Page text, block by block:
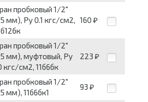
пробковый 1/2"
мм), Py 0.1 кгс/см2, 160 ₽
пробковый 1/2"
мм), муфтовый, Py
кгс/см2, 11б6бк
223 ₽
пробковый 1/2"
мм), 11б6бк1
93 ₽